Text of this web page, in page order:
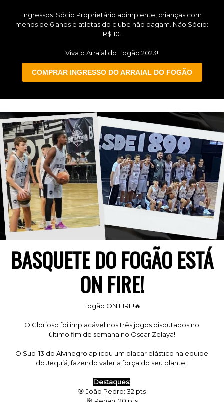
Ingressos: Sócio Proprietário adimplente, crianças com
menos de 6 anos e atletas do clube não pagam. Não Sócio:
R$ 10.
Viva o Arraial do Fogão 2023!
COMPRAR INGRESSO DO ARRAIAL DO FOGÃO
BASQUETE DO FOGÃO ESTÁ
ON FIRE!
Fogão ON FIRE!🔥
O Glorioso foi implacável nos três jogos disputados no
último fim de semana no Oscar Zelaya!
O Sub-13 do Alvinegro aplicou um placar elástico na equipe
do Jequiá, fazendo valer a força do seu plantel.
Destaques:
🎯 João Pedro: 32 pts